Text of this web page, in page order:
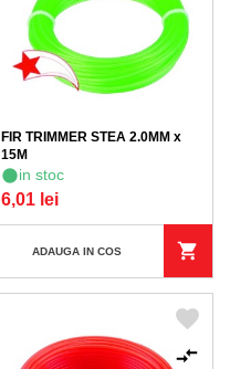
FIR TRIMMER STEA 2.0MM x
15M
in stoc
6,01 lei
ADAUGA IN COS